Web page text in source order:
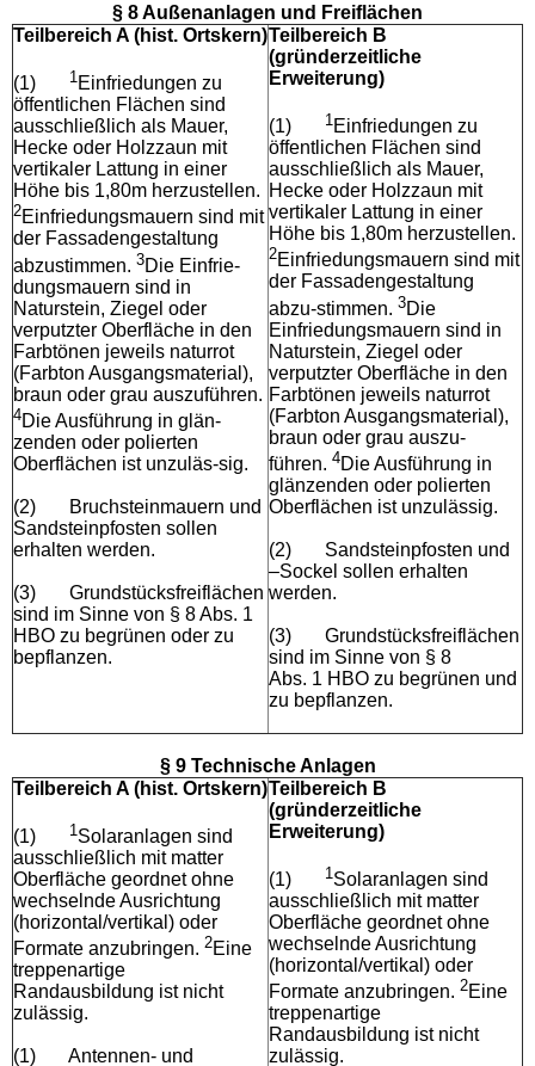
§ 8 Außenanlagen und Freiflächen
Teilbereich A (hist. Ortskern)
(1) 1 Einfriedungen zu
öffentlichen Flächen sind
ausschließlich als Mauer,
Hecke oder Holzzaun mit
vertikaler Lattung in einer
Höhe bis 1,80m herzustellen.
2Einfriedungsmauern sind mit
der Fassadengestaltung
abzustimmen. 3Die Einfrie-
dungsmauern sind in
Naturstein, Ziegel oder
verputzter Oberfläche in den
Farbtönen jeweils naturrot
(Farbton Ausgangsmaterial),
braun oder grau auszuführen.
4Die Ausführung in glän-
zenden oder polierten
Oberflächen ist unzuläs-sig.
(2)
Bruchsteinmauern und
Sandsteinpfosten sollen
erhalten werden.
(3)
Grundstücksfreiflächen
sind im Sinne von § 8 Abs. 1
HBO zu begrünen oder zu
bepflanzen.
Teilbereich B
(gründerzeitliche
Erweiterung)
(1) 1 Einfriedungen zu
öffentlichen Flächen sind
ausschließlich als Mauer,
Hecke oder Holzzaun mit
vertikaler Lattung in einer
Höhe bis 1,80m herzustellen.
2Einfriedungsmauern sind mit
der Fassadengestaltung
abzu-stimmen. 3Die
Einfriedungsmauern sind in
Naturstein, Ziegel oder
verputzter Oberfläche in den
Farbtönen jeweils naturrot
(Farbton Ausgangsmaterial),
braun oder grau auszu-
führen. 4Die Ausführung in
glänzenden oder polierten
Oberflächen ist unzulässig.
(2)
Sandsteinpfosten und
–Sockel sollen erhalten
werden.
(3)
Grundstücksfreiflächen
sind im Sinne von § 8
Abs. 1 HBO zu begrünen und
zu bepflanzen.
§ 9 Technische Anlagen
Teilbereich A (hist. Ortskern)
(1) 1 Solaranlagen sind
ausschließlich mit matter
Oberfläche geordnet ohne
wechselnde Ausrichtung
(horizontal/vertikal) oder
Formate anzubringen. 2Eine
treppenartige
Randausbildung ist nicht
zulässig.
(1) Antennen- und
Teilbereich B
(gründerzeitliche
Erweiterung)
(1) 1 Solaranlagen sind
ausschließlich mit matter
Oberfläche geordnet ohne
wechselnde Ausrichtung
(horizontal/vertikal) oder
Formate anzubringen. 2Eine
treppenartige
Randausbildung ist nicht
zulässig.